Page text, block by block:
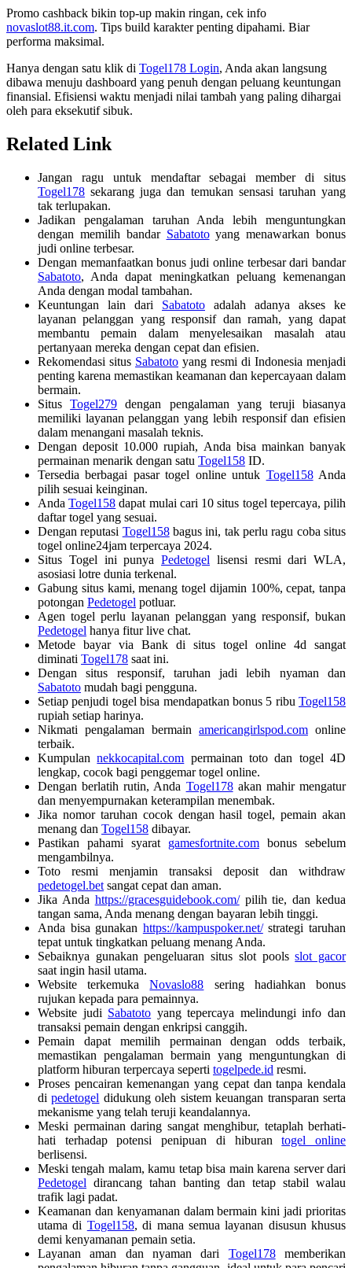
Promo cashback bikin top-up makin ringan, cek info
novaslot88.it.com. Tips build karakter penting dipahami. Biar
performa maksimal.
Hanya dengan satu klik di Togel178 Login, Anda akan langsung
dibawa menuju dashboard yang penuh dengan peluang keuntungan
finansial. Efisiensi waktu menjadi nilai tambah yang paling dihargai
oleh para eksekutif sibuk.
Related Link
Jangan ragu untuk mendaftar sebagai member di situs
Togel178 sekarang juga dan temukan sensasi taruhan yang
tak terlupakan.
Jadikan pengalaman taruhan Anda lebih menguntungkan
dengan memilih bandar Sabatotoyang menawarkan bonus
judi online terbesar.
Dengan memanfaatkan bonus judi online terbesar dari bandar
Sabatoto, Anda dapat meningkatkan peluang kemenangan
Anda dengan modal tambahan.
Keuntungan lain dari Sabatoto adalah adanya akses ke
layanan pelanggan yang responsif dan ramah, yang dapat
membantu pemain dalam menyelesaikan masalah atau
pertanyaan mereka dengan cepat dan efisien.
Rekomendasi situs Sabatoto yang resmi di Indonesia menjadi
penting karena memastikan keamanan dan kepercayaan dalam
bermain.
SitusTogel279 dengan pengalaman yang teruji biasanya
memiliki layanan pelanggan yang lebih responsif dan efisien
dalam menangani masalah teknis.
Dengan deposit 10.000 rupiah, Anda bisa mainkan banyak
permainan menarik dengan satu Togel158 ID.
Tersedia berbagai pasar togel online untuk Togel158Anda
pilih sesuai keinginan.
AndaTogel158 dapat mulai cari 10 situs togel tepercaya, pilih
daftar togel yang sesuai.
Dengan reputasi Togel158bagus ini, tak perlu ragu coba situs
togel online24jam terpercaya 2024.
Situs Togel ini punya Pedetogel lisensi resmi dari WLA,
asosiasi lotre dunia terkenal.
Gabung situs kami, menang togel dijamin 100%, cepat, tanpa
potongan Pedetogel potluar.
Agen togel perlu layanan pelanggan yang responsif, bukan
Pedetogel hanya fitur live chat.
Metode bayar via Bank di situs togel online 4d sangat
diminati Togel178 saat ini.
Dengan situs responsif, taruhan jadi lebih nyaman dan
Sabatoto mudah bagi pengguna.
Setiap penjudi togel bisa mendapatkan bonus 5 ribu Togel158
rupiah setiap harinya.
Nikmati pengalaman bermain americangirlspod.com online
terbaik.
Kumpulannekkocapital.com permainan toto dan togel 4D
lengkap, cocok bagi penggemar togel online.
Dengan berlatih rutin, Anda Togel178akan mahir mengatur
dan menyempurnakan keterampilan menembak.
Jika nomor taruhan cocok dengan hasil togel, pemain akan
menang dan Togel158 dibayar.
Pastikan pahami syarat gamesfortnite.com bonus sebelum
mengambilnya.
Toto resmi menjamin transaksi deposit dan withdraw
pedetogel.bet sangat cepat dan aman.
Jika Anda https://gracesguidebook.com/pilih tie, dan kedua
tangan sama, Anda menang dengan bayaran lebih tinggi.
Anda bisa gunakan https://kampuspoker.net/strategi taruhan
tepat untuk tingkatkan peluang menang Anda.
Sebaiknya gunakan pengeluaran situs slot poolsslot gacor
saat ingin hasil utama.
Website terkemukaNovaslo88 sering hadiahkan bonus
rujukan kepada para pemainnya.
Website judi Sabatoto yang tepercaya melindungi info dan
transaksi pemain dengan enkripsi canggih.
Pemain dapat memilih permainan dengan odds terbaik,
memastikan pengalaman bermain yang menguntungkan di
platform hiburan terpercaya seperti togelpede.id resmi.
Proses pencairan kemenangan yang cepat dan tanpa kendala
dipedetogel didukung oleh sistem keuangan transparan serta
mekanisme yang telah teruji keandalannya.
Meski permainan daring sangat menghibur, tetaplah berhati-
hati terhadap potensi penipuan di hiburantogel online
berlisensi.
Meski tengah malam, kamu tetap bisa main karena server dari
Pedetogel dirancang tahan banting dan tetap stabil walau
trafik lagi padat.
Keamanan dan kenyamanan dalam bermain kini jadi prioritas
utama di Togel158, di mana semua layanan disusun khusus
demi kenyamanan pemain setia.
Layanan aman dan nyaman dari Togel178memberikan